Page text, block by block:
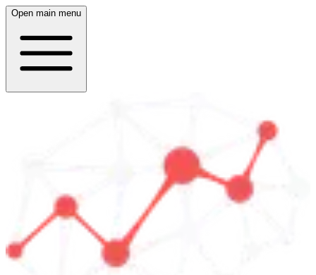
Open main menu